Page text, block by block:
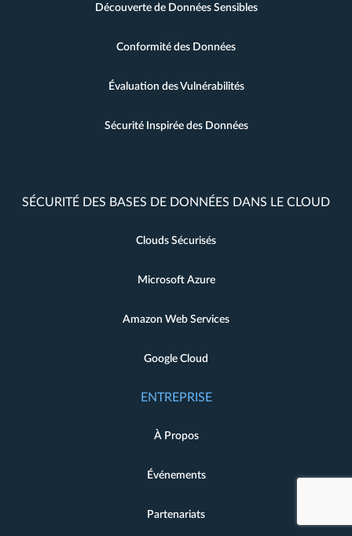
Découverte de Données Sensibles
Conformité des Données
Évaluation des Vulnérabilités
Sécurité Inspirée des Données
SÉCURITÉ DES BASES DE DONNÉES DANS LE CLOUD
Clouds Sécurisés
Microsoft Azure
Amazon Web Services
Google Cloud
ENTREPRISE
À Propos
Événements
Partenariats